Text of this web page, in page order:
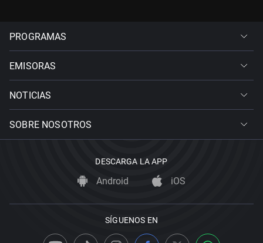
PROGRAMAS
EMISORAS
NOTICIAS
SOBRE NOSOTROS
DESCARGA LA APP
Android iOS
SÍGUENOS EN